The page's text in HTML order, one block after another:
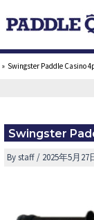
Swingster Paddle Casino
Swingster
Bystaff/ 2025年5月27